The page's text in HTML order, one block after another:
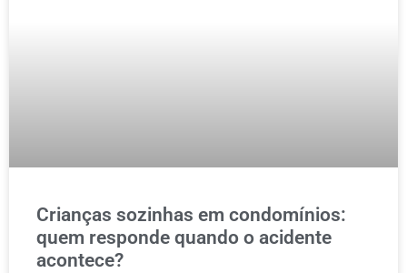
Crianças sozinhas em condomínios:
quem responde quando o acidente
acontece?